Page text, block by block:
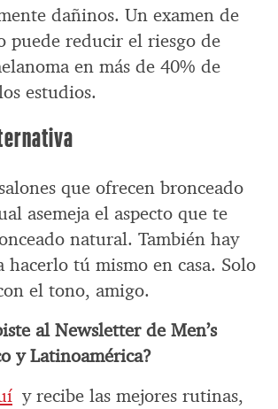
dañinos. Un examen de
puede reducir el riesgo de
en más de 40% de
estudios.
que ofrecen bronceado
asemeja el aspecto que te
natural. También hay
hacerlo tú mismo en casa. Solo
el tono, amigo.
al Newsletter de Men’s
y Latinoamérica?
y recibe las mejores rutinas,